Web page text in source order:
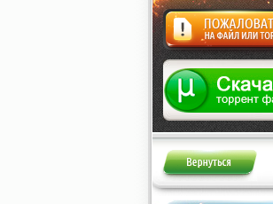
Жалоба